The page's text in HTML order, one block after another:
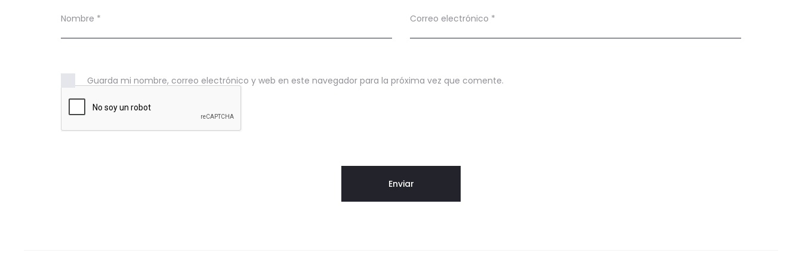
Nombre * Correo electrónico *
Guarda mi nombre, correo electrónico y web en este navegador para la próxima vez que comente.